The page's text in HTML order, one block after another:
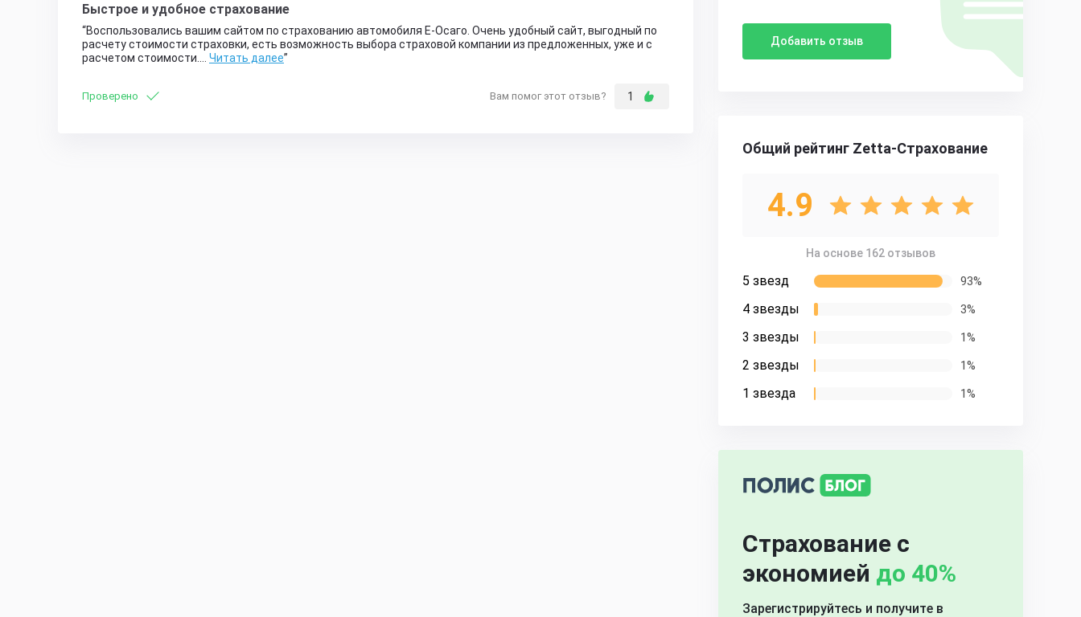
Быстрое и удобное страхование
Воспользовались вашим сайтом по страхованию автомобиля Е-Осаго. Очень удобный сайт, выгодный по
расчету стоимости страховки, есть возможность выбора страховой компании из предложенных, уже и с
расчетом стоимости.… Читать далее
Проверено Вам помог этот отзыв? 1
Добавить отзыв
Общий рейтинг Zetta-Страхование
4.9
На основе 162 отзывов
5 звезд 93%
4 звезды 3%
3 звезды 1%
2 звезды 1%
1 звезда 1%
Страхование с
экономией до 40%
Зарегистрируйтесь и получите в